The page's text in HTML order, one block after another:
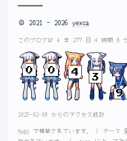
© 2021 - 2026 yexca
このブログは 4 年 277 日 4 時間 8
2025-02-08 からのアクセス統計
Hugo で構築されています。 | テーマ